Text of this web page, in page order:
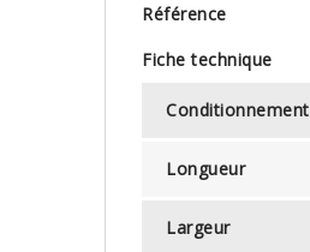
Référence
Fiche technique
Conditionnement
Longueur
Largeur